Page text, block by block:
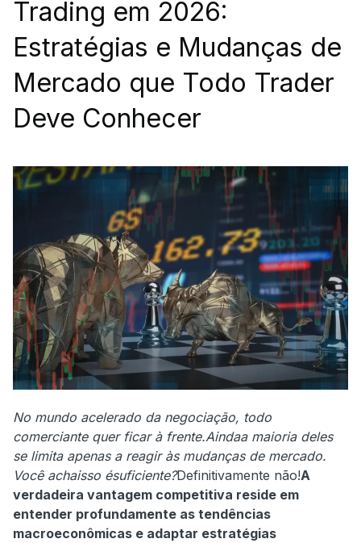
Trading em 2026:
Estratégias e Mudanças de
Mercado que Todo Trader
Deve Conhecer
No mundo acelerado da negociação, todo
comerciante quer ficar à frente.Aindaa maioria deles
se limita apenas a reagir às mudanças de mercado.
Você achaisso ésuficiente?Definitivamente não!A
verdadeira vantagem competitiva reside em
entender profundamente as tendências
macroeconômicas e adaptar estratégias